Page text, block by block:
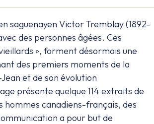
saguenayen Victor Tremblay (1892-
des personnes âgées. Ces
», forment désormais une
des premiers moments de la
et de son évolution
présente quelque 114 extraits de
hommes canadiens-français, des
a pour but de